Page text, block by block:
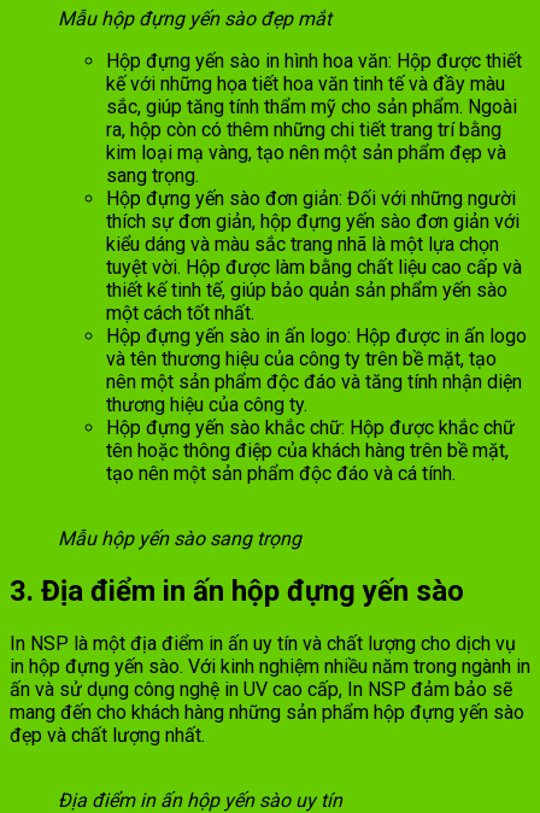
Mẫu hộp đựng yến sào đẹp mắt
Hộp đựng yến sào in hình hoa văn: Hộp được thiết
kế với những họa tiết hoa văn tinh tế và đầy màu
sắc, giúp tăng tính thẩm mỹ cho sản phẩm. Ngoài
ra, hộp còn có thêm những chi tiết trang trí bằng
kim loại mạ vàng, tạo nên một sản phẩm đẹp và
sang trọng.
Hộp đựng yến sào đơn giản: Đối với những người
thích sự đơn giản, hộp đựng yến sào đơn giản với
kiểu dáng và màu sắc trang nhã là một lựa chọn
tuyệt vời. Hộp được làm bằng chất liệu cao cấp và
thiết kế tinh tế, giúp bảo quản sản phẩm yến sào
một cách tốt nhất.
Hộp đựng yến sào in ấn logo: Hộp được in ấn logo
và tên thương hiệu của công ty trên bề mặt, tạo
nên một sản phẩm độc đáo và tăng tính nhận diện
thương hiệu của công ty.
Hộp đựng yến sào khắc chữ: Hộp được khắc chữ
tên hoặc thông điệp của khách hàng trên bề mặt,
tạo nên một sản phẩm độc đáo và cá tính.
Mẫu hộp yến sào sang trọng
3. Địa điểm in ấn hộp đựng yến sào
In NSP là một địa điểm in ấn uy tín và chất lượng cho dịch vụ
in hộp đựng yến sào. Với kinh nghiệm nhiều năm trong ngành in
ấn và sử dụng công nghệ in UV cao cấp, In NSP đảm bảo sẽ
mang đến cho khách hàng những sản phẩm hộp đựng yến sào
đẹp và chất lượng nhất.
Địa điểm in ấn hộp yến sào uy tín